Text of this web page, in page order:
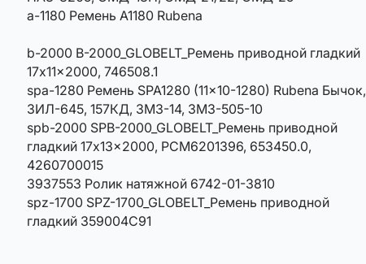
a-1180 Ремень A1180 Rubena
b-2000 B-2000_GLOBELT_Ремень приводной гладкий
17x11x2000, 746508.1
spa-1280 Ремень SPA1280 (11x10-1280) Rubena Бычок,
ЗИЛ-645, 157КД, ЗМЗ-14, ЗМЗ-505-10
spb-2000 SPB-2000_GLOBELT_Ремень приводной
гладкий 17x13x2000, РСМ6201396, 653450.0,
4260700015
3937553 Ролик натяжной 6742-01-3810
spz-1700 SPZ-1700_GLOBELT_Ремень приводной
гладкий 359004C91